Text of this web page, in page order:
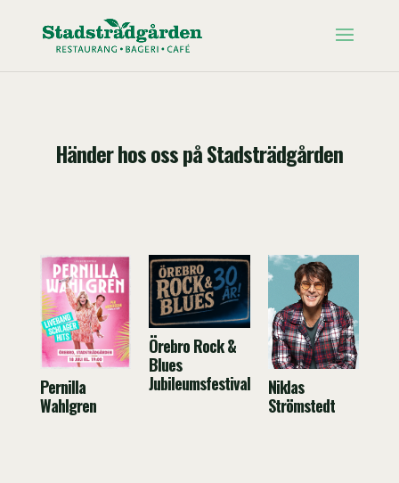
Händer hos oss på Stadsträdgården
Pernilla
Wahlgren
Örebro Rock &
Blues
Jubileumsfestival
Niklas
Strömstedt